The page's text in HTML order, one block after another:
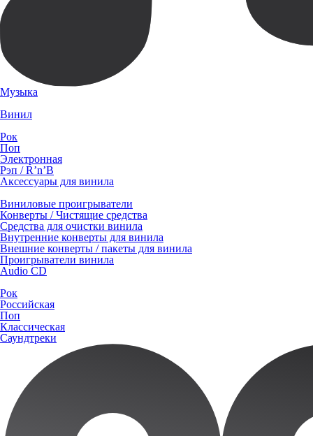
Музыка
Винил
Рок
Поп
Электронная
Рэп / R’n’B
Аксессуары для винила
Виниловые проигрыватели
Конверты / Чистящие средства
Средства для очистки винила
Внутренние конверты для винила
Внешние конверты / пакеты для винила
Проигрыватели винила
Audio CD
Рок
Российская
Поп
Классическая
Саундтреки